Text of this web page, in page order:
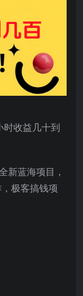
时收益几十到
新蓝海项目，
极客搞钱项